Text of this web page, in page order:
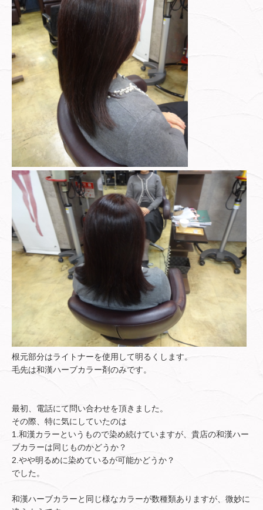
根元部分はライトナーを使用して明るくします。
毛先は和漢ハーブカラー剤のみです。
最初、電話にて問い合わせを頂きました。
その際、特に気にしていたのは
1.和漢カラーというもので染め続けていますが、貴店の和漢ハー
ブカラーは同じものかどうか？
2.やや明るめに染めているが可能かどうか？
でした。
和漢ハーブカラーと同じ様なカラーが数種類ありますが、微妙に